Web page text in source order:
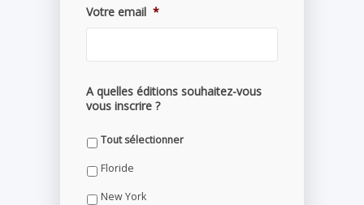
Votre email *
A quelles éditions souhaitez-vous
vous inscrire ?
Tout sélectionner
Floride
New York